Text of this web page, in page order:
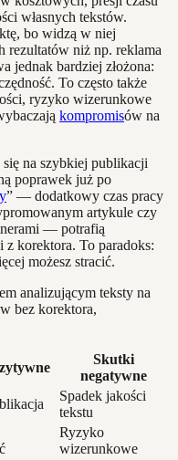
własnych tekstów.
bo widzą w niej
rezultatów niż np. reklama
jednak bardziej złożona:
To często także
ryzyko wizerunkowe
kompromisów na
na szybkiej publikacji
poprawek już po
” — dodatkowy czas pracy
artykule czy
— potrafią
z korektora. To paradoks:
możesz stracić.
Skutki
negatywne
Spadek jakości
tekstu
Ryzyko
wizerunkowe